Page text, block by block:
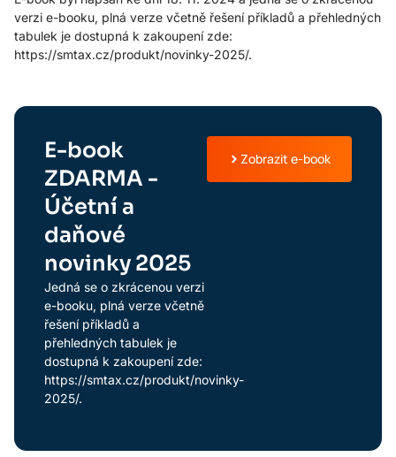
verzi e-booku, plná verze včetně řešení příkladů a přehledných
tabulek je dostupná k zakoupení zde:
https://smtax.cz/produkt/novinky-2025/.
E-book
ZDARMA -
Účetní a
daňové
novinky 2025
Jedná se o zkrácenou verzi
e-booku, plná verze včetně
řešení příkladů a
přehledných tabulek je
dostupná k zakoupení zde:
https://smtax.cz/produkt/novinky-
2025/.
Zobrazit e-book